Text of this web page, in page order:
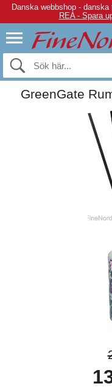
Danska webbshop - danska
REA - Spara
GreenGate